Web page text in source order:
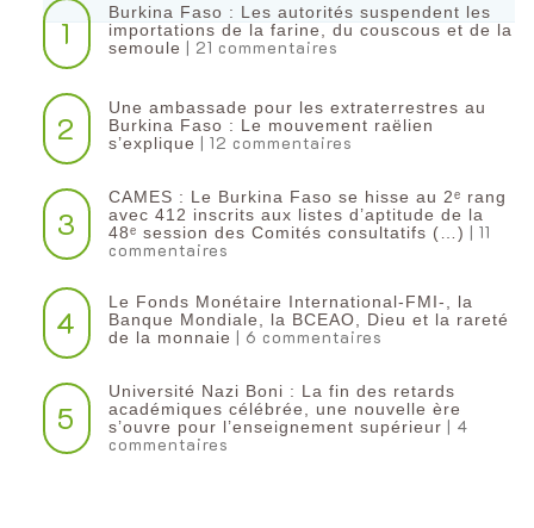
1
Burkina Faso : Les autorités suspendent les
importations de la farine, du couscous et de la
semoule | 21 commentaires
2
Une ambassade pour les extraterrestres au
Burkina Faso : Le mouvement raëlien
s’explique | 12 commentaires
3
CAMES : Le Burkina Faso se hisse au 2ᵉ rang
avec 412 inscrits aux listes d’aptitude de la
48ᵉ session des Comités consultatifs (…) | 11
commentaires
4
Le Fonds Monétaire International-FMI-, la
Banque Mondiale, la BCEAO, Dieu et la rareté
de la monnaie | 6 commentaires
5
Université Nazi Boni : La fin des retards
académiques célébrée, une nouvelle ère
s’ouvre pour l’enseignement supérieur | 4
commentaires